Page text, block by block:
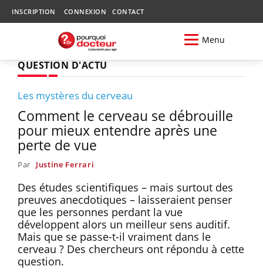
INSCRIPTION CONNEXION CONTACT
Menu
QUESTION D'ACTU
Les mystères du cerveau
Comment le cerveau se débrouille
pour mieux entendre après une
perte de vue
Par Justine Ferrari
Des études scientifiques – mais surtout des
preuves anecdotiques – laisseraient penser
que les personnes perdant la vue
développent alors un meilleur sens auditif.
Mais que se passe-t-il vraiment dans le
cerveau ? Des chercheurs ont répondu à cette
question.